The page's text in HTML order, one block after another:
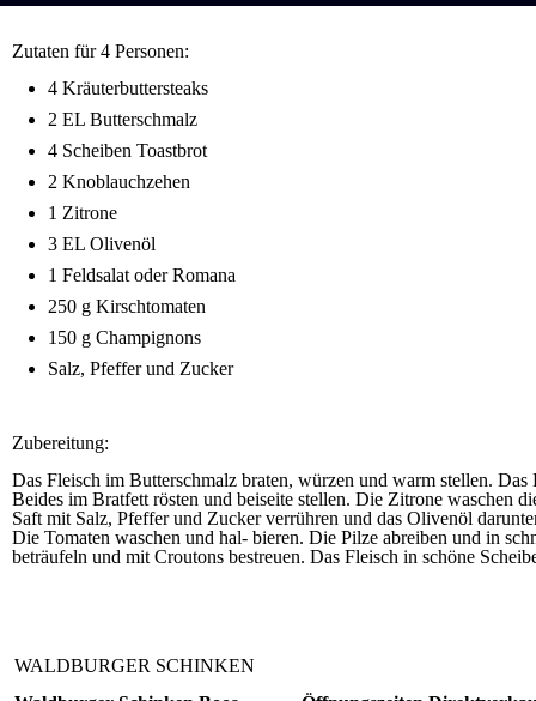
Zutaten für 4 Personen:
4 Kräuterbuttersteaks
2 EL Butterschmalz
4 Scheiben Toastbrot
2 Knoblauchzehen
1 Zitrone
3 EL Olivenöl
1 Feldsalat oder Romana
250 g Kirschtomaten
150 g Champignons
Salz, Pfeffer und Zucker
Zubereitung:
Das Fleisch im Butterschmalz braten, würzen und warm stellen.
Beides im Bratfett rösten und beiseite stellen. Die Zitrone waschen
Saft mit Salz, Pfeffer und Zucker verrühren und das Olivenöl
Die Tomaten waschen und hal- bieren. Die Pilze abreiben und in
beträufeln und mit Croutons bestreuen. Das Fleisch in schöne
WALDBURGER SCHINKEN